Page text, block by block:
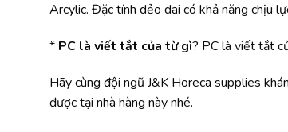
Arcylic. Đặc tính dẻo dai có khả năng chịu
* PC là viết tắt của từ gì? PC là viết tắt
Hãy cùng đội ngũ J&K Horeca supplies
được tại nhà hàng này nhé.